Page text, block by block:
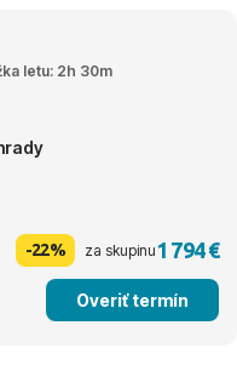
letu: 2h 30m
-22% za skupinu1 794 €
Overiť termín